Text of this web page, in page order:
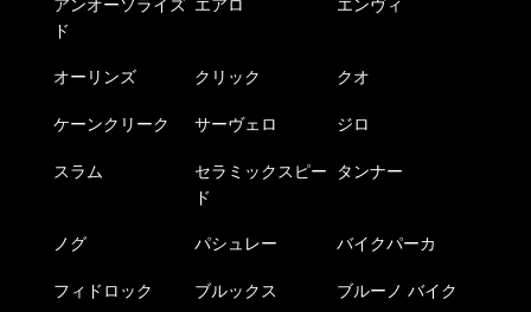
アンオーソライズ
ド
エアロ エンヴィ
オーリンズ クリック クオ
ケーンクリーク サーヴェロ ジロ
スラム
セラミックスピー
ド
タンナー
ノグ パシュレー バイクパーカ
フィドロック ブルックス ブルーノ バイク